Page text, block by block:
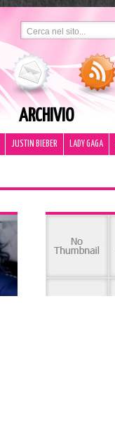
ARCHIVIO
JUSTIN BIEBER LADY GAGA